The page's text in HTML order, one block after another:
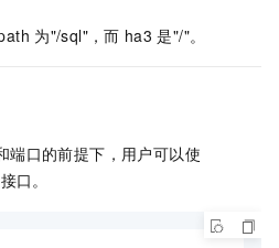
为"/sql"，而 ha3 是"/"。
端口的前提下，用户可以使
口。